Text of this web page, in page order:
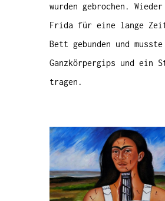
wurden gebrochen.
Frida für eine lange
Bett gebunden und
Ganzkörpergips und ein
tragen.